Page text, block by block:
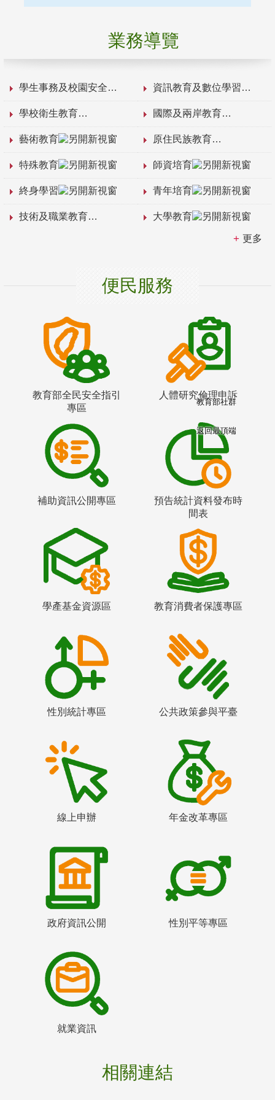
業務導覽
學生事務及校園安全 資訊教育及數位學習
學校衛生教育 國際及兩岸教育
藝術教育 原住民族教育
特殊教育 師資培育
終身學習 青年培育
技術及職業教育 大學教育
更多
便民服務
教育部全民安全指引
專區
人體研究倫理申訴
補助資訊公開專區
預告統計資料發布時
間表
學產基金資源區 教育消費者保護專區
性別統計專區 公共政策參與平臺
線上申辦 年金改革專區
政府資訊公開 性別平等專區
就業資訊
相關連結
教育部社群
返回最頂端